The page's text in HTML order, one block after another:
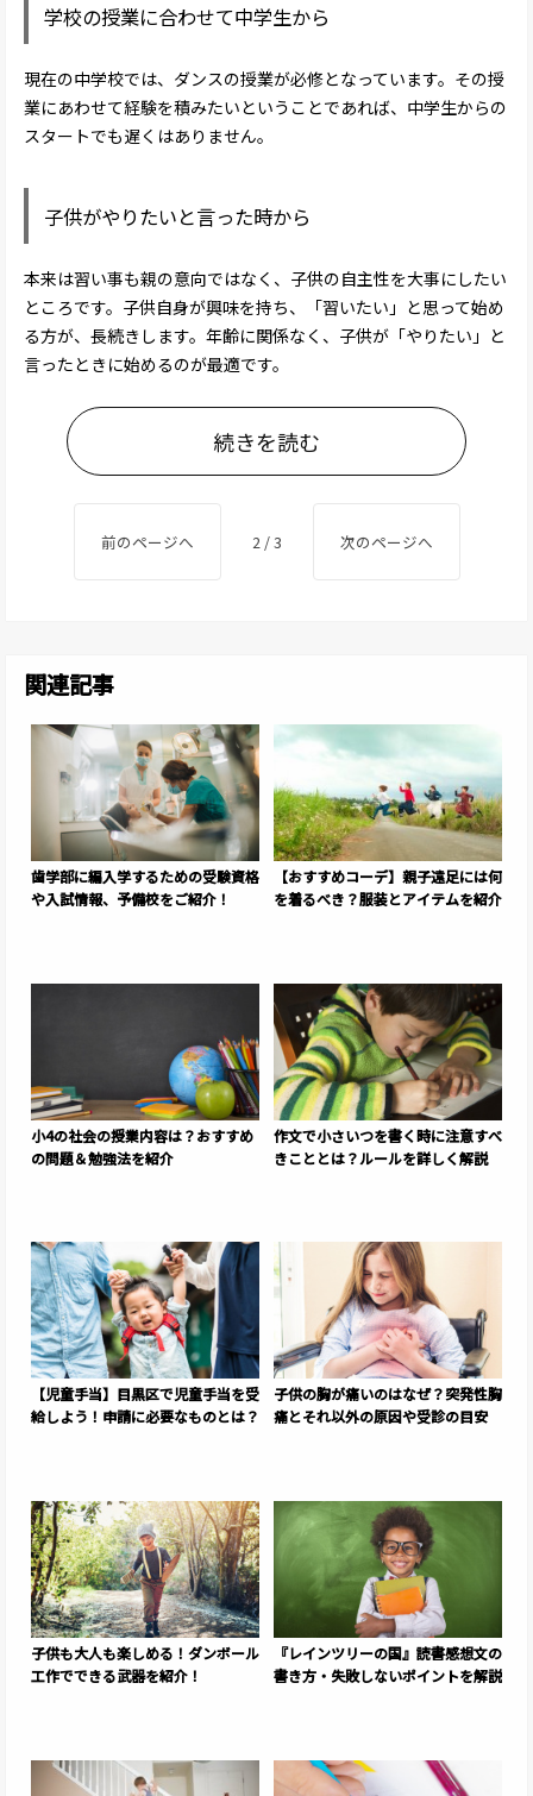
学校の授業に合わせて中学生から
現在の中学校では、ダンスの授業が必修となっています。その授
業にあわせて経験を積みたいということであれば、中学生からの
スタートでも遅くはありません。
子供がやりたいと言った時から
本来は習い事も親の意向ではなく、子供の自主性を大事にしたい
ところです。子供自身が興味を持ち、「習いたい」と思って始め
る方が、長続きします。年齢に関係なく、子供が「やりたい」と
言ったときに始めるのが最適です。
続きを読む
前のページへ 2 / 3 次のページへ
関連記事
歯学部に編入学するための受験資格
や入試情報、予備校をご紹介！
【おすすめコーデ】親子遠足には何
を着るべき？服装とアイテムを紹介
小4の社会の授業内容は？おすすめ
の問題＆勉強法を紹介
作文で小さいつを書く時に注意すべ
きこととは？ルールを詳しく解説
【児童手当】目黒区で児童手当を受
給しよう！申請に必要なものとは？
子供の胸が痛いのはなぜ？突発性胸
痛とそれ以外の原因や受診の目安
子供も大人も楽しめる！ダンボール
工作でできる武器を紹介！
『レインツリーの国』読書感想文の
書き方・失敗しないポイントを解説